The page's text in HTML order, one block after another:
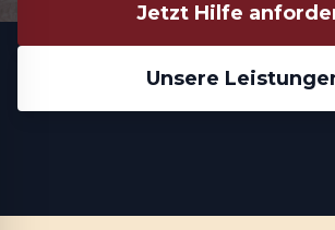
Jetzt Hilfe
Unsere